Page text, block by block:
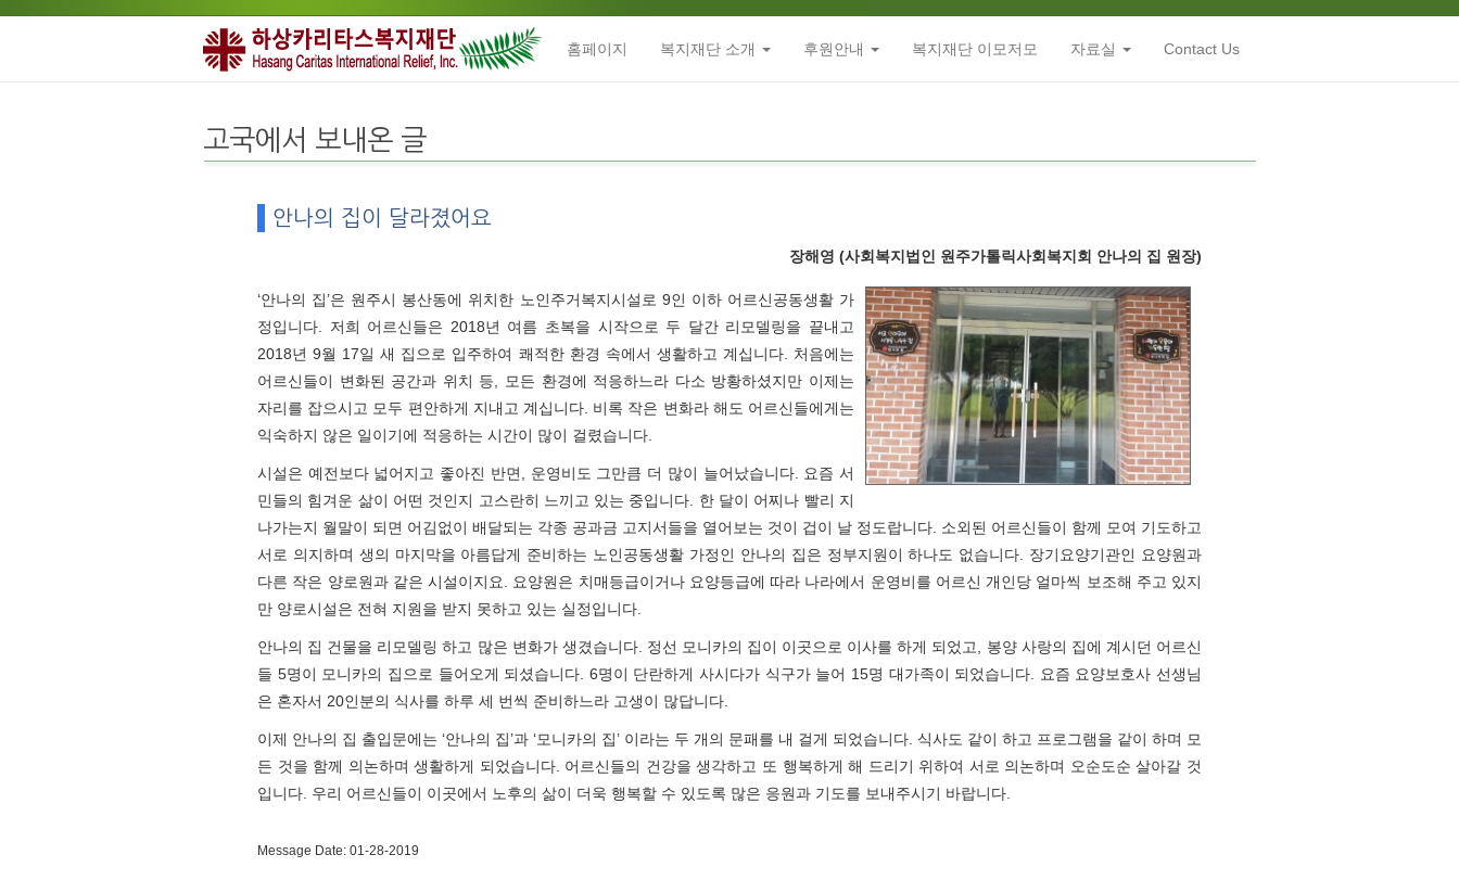
홈페이지 복지재단 소개 후원안내 복지재단 이모저모 자료실 Contact Us
고국에서 보내온 글
안나의 집이 달라졌어요
장해영 (사회복지법인 원주가톨릭사회복지회 안나의 집 원장)
‘안나의 집’은 원주시 봉산동에 위치한 노인주거복지시설로 9인 이하 어르신공동생활 가
정입니다. 저희 어르신들은 2018년 여름 초복을 시작으로 두 달간 리모델링을 끝내고
2018년 9월 17일 새 집으로 입주하여 쾌적한 환경 속에서 생활하고 계십니다. 처음에는
어르신들이 변화된 공간과 위치 등, 모든 환경에 적응하느라 다소 방황하셨지만 이제는
자리를 잡으시고 모두 편안하게 지내고 계십니다. 비록 작은 변화라 해도 어르신들에게는
익숙하지 않은 일이기에 적응하는 시간이 많이 걸렸습니다.
시설은 예전보다 넓어지고 좋아진 반면, 운영비도 그만큼 더 많이 늘어났습니다. 요즘 서
민들의 힘겨운 삶이 어떤 것인지 고스란히 느끼고 있는 중입니다. 한 달이 어찌나 빨리 지
나가는지 월말이 되면 어김없이 배달되는 각종 공과금 고지서들을 열어보는 것이 겁이 날 정도랍니다. 소외된 어르신들이 함께 모여 기도하고
서로 의지하며 생의 마지막을 아름답게 준비하는 노인공동생활 가정인 안나의 집은 정부지원이 하나도 없습니다. 장기요양기관인 요양원과
다른 작은 양로원과 같은 시설이지요. 요양원은 치매등급이거나 요양등급에 따라 나라에서 운영비를 어르신 개인당 얼마씩 보조해 주고 있지
만 양로시설은 전혀 지원을 받지 못하고 있는 실정입니다.
안나의 집 건물을 리모델링 하고 많은 변화가 생겼습니다. 정선 모니카의 집이 이곳으로 이사를 하게 되었고, 봉양 사랑의 집에 계시던 어르신
들 5명이 모니카의 집으로 들어오게 되셨습니다. 6명이 단란하게 사시다가 식구가 늘어 15명 대가족이 되었습니다. 요즘 요양보호사 선생님
은 혼자서 20인분의 식사를 하루 세 번씩 준비하느라 고생이 많답니다.
이제 안나의 집 출입문에는 ‘안나의 집’과 ‘모니카의 집’ 이라는 두 개의 문패를 내 걸게 되었습니다. 식사도 같이 하고 프로그램을 같이 하며 모
든 것을 함께 의논하며 생활하게 되었습니다. 어르신들의 건강을 생각하고 또 행복하게 해 드리기 위하여 서로 의논하며 오순도순 살아갈 것
입니다. 우리 어르신들이 이곳에서 노후의 삶이 더욱 행복할 수 있도록 많은 응원과 기도를 보내주시기 바랍니다.
Message Date: 01-28-2019